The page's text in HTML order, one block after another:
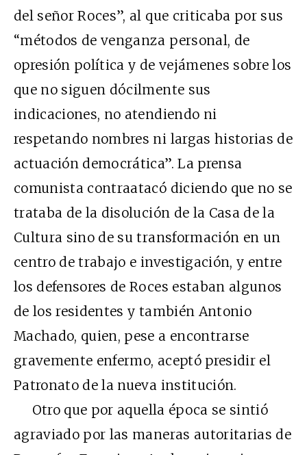
del señor Roces”, al que criticaba por sus
“métodos de venganza personal, de
opresión política y de vejámenes sobre los
que no siguen dócilmente sus
indicaciones, no atendiendo ni
respetando nombres ni largas historias de
actuación democrática”. La prensa
comunista contraatacó diciendo que no se
trataba de la disolución de la Casa de la
Cultura sino de su transformación en un
centro de trabajo e investigación, y entre
los defensores de Roces estaban algunos
de los residentes y también Antonio
Machado, quien, pese a encontrarse
gravemente enfermo, aceptó presidir el
Patronato de la nueva institución.
Otro que por aquella época se sintió
agraviado por las maneras autoritarias de